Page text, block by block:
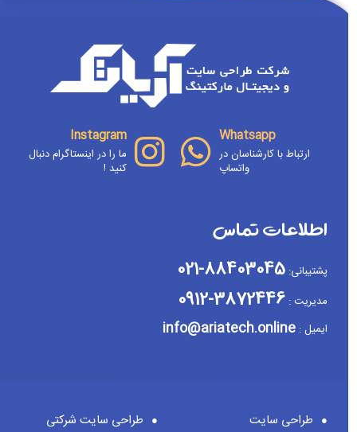
Whatsapp
ارتباط با کارشناسان در
واتساپ
Instagram
ما را در اینستاگرام دنبال
کنید !
اطلاعات تماس
پشتیبانی:88403045-021
مدیریت :3872446-0912
ایمیل :info@ariatech.online
طراحی سایت شرکتی
طراحی سایت